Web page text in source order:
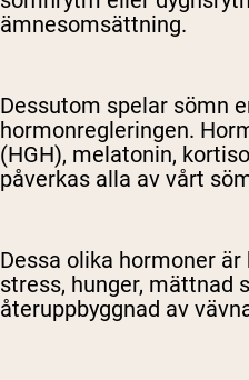
ämnesomsättning.
Dessutom spelar sömn
hormonregleringen.
(HGH), melatonin,
påverkas alla av vårt
Dessa olika hormoner
stress, hunger, mättnad
återuppbyggnad av